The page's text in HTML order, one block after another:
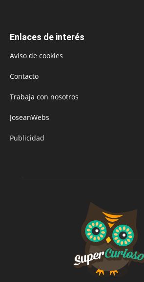
Enlaces de interés
Aviso de cookies
Contacto
Trabaja con nosotros
JoseanWebs
Publicidad